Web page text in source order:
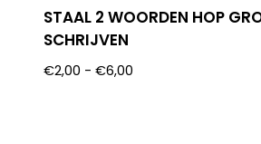
STAAL 2 WOORDEN HOP
SCHRIJVEN
€2,00 - €6,00